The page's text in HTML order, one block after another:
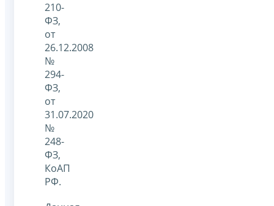
210-
ФЗ,
от
26.12.2008
№
294-
ФЗ,
от
31.07.2020
№
248-
ФЗ,
КоАП
РФ.